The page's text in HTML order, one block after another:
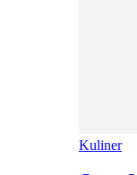
Kuliner